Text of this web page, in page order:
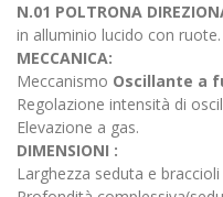
N.01 POLTRONA
in alluminio lucido con ruote.
MECCANICA:
Meccanismo Oscillante a
Regolazione intensità di
Elevazione a gas.
DIMENSIONI :
Larghezza seduta e braccioli